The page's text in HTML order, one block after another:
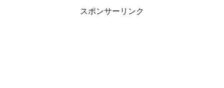
スポンサーリンク